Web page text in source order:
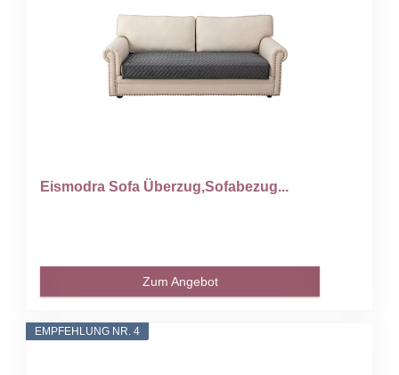
Eismodra Sofa Überzug,Sofabezug...
Zum Angebot
EMPFEHLUNG NR. 4